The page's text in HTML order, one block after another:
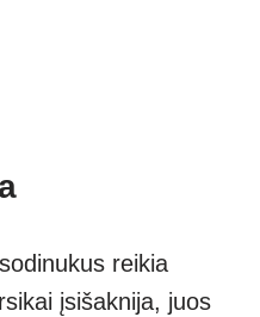
reikia
įsišaknija, juos